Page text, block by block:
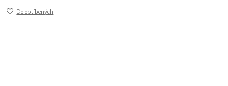
Do oblíbených